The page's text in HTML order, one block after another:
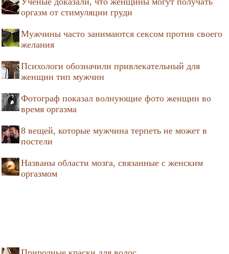
оргазм от стимуляции груди
Мужчины часто занимаются сексом против своего
желания
Психологи обозначили привлекательный для
женщин тип мужчин
Фотограф показал волнующие фото женщин во
время оргазма
8 вещей, которые мужчина терпеть не может в
постели
Названы области мозга, связанные с женским
оргазмом